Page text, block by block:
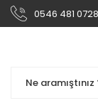
0546 481